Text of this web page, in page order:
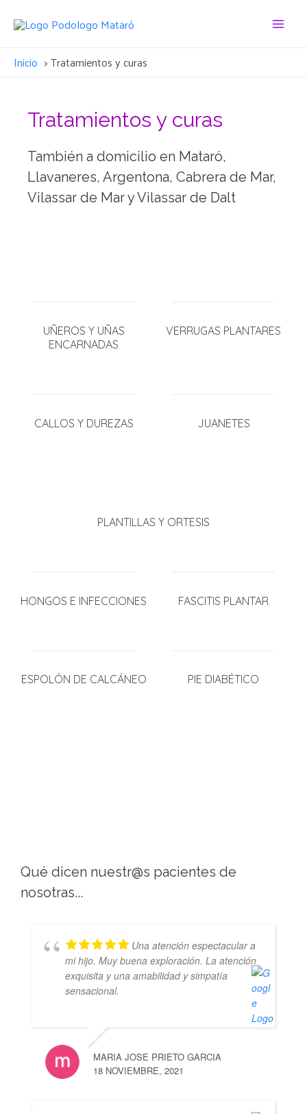
Inicio Tratamientos y curas
Tratamientos y curas
También a domicilio en Mataró,
Llavaneres, Argentona, Cabrera de Mar,
Vilassar de Mar y Vilassar de Dalt
UÑEROS Y UÑAS
ENCARNADAS
VERRUGAS PLANTARES
CALLOS Y DUREZAS JUANETES
PLANTILLAS Y ORTESIS
HONGOS E INFECCIONES FASCITIS PLANTAR
ESPOLÓN DE CALCÁNEO PIE DIABÉTICO
Qué dicen nuestr@s pacientes de
nosotras...
Una atención espectacular a
mi hijo. Muy buena exploración. La atención
exquisita y una amabilidad y simpatía
sensacional.
MARIA JOSE PRIETO GARCIA
18 NOVIEMBRE, 2021